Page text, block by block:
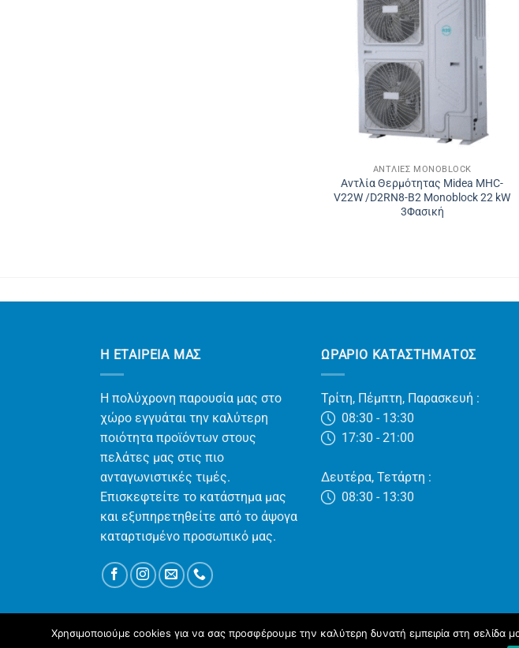
ΑΝΤΛΊΕΣ MONOBLOCK
Αντλία Θερμότητας Midea MHC-
V22W /D2RN8-B2 Monoblock 22 kW
3Φασική
Η ΕΤΑΙΡΕΊΑ ΜΑΣ
Η πολύχρονη παρουσία μας στο
χώρο εγγυάται την καλύτερη
ποιότητα προϊόντων στους
πελάτες μας στις πιο
ανταγωνιστικές τιμές.
Επισκεφτείτε το κατάστημα μας
και εξυπηρετηθείτε από το άψογα
καταρτισμένο προσωπικό μας.
ΩΡΑΡΙΟ ΚΑΤΑΣΤΗΜΑΤΟΣ
Τρίτη, Πέμπτη, Παρασκευή :
08:30 - 13:30
17:30 - 21:00
Δευτέρα, Τετάρτη :
08:30 - 13:30
ΑΡΧΙΚΉ YΠΗΡΕΣΊΕΣ ΠΡΟΪΌΝΤΑ ΣΧΕΤΙΚΆ ΜΕ ΕΜΆΣ ΈΡΓΑ ΜΑΣ ΝΈΑ
Χρησιμοποιούμε cookies για να σας προσφέρουμε την καλύτερη δυνατή εμπειρία στη σελίδα